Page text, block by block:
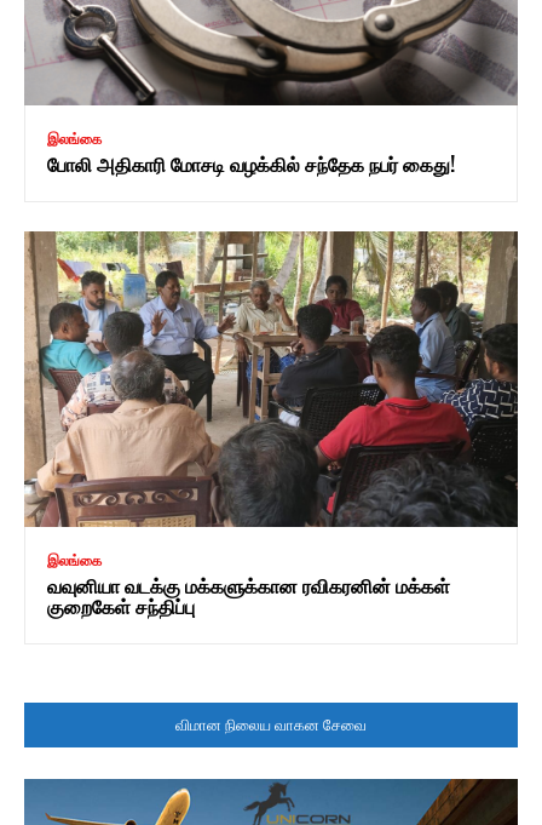
இலங்கை
போலி அதிகாரி மோசடி வழக்கில் சந்தேக நபர் கைது!
இலங்கை
வவுனியா வடக்கு மக்களுக்கான ரவிகரனின் மக்கள்
குறைகேள் சந்திப்பு
விமான நிலைய வாகன சேவை